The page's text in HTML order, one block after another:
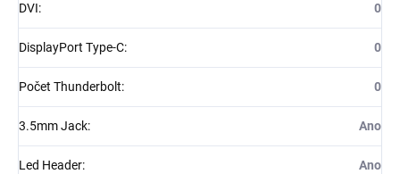
DVI: 0
DisplayPort Type-C: 0
Počet Thunderbolt: 0
3.5mm Jack: Ano
Led Header: Ano